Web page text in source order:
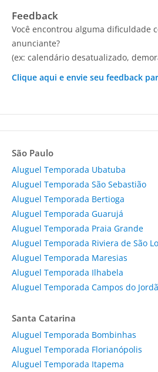
Feedback
Você encontrou alguma dificuldade
anunciante?
(ex: calendário desatualizado,
Clique aqui e envie seu feedback
São Paulo
Aluguel Temporada Ubatuba
Aluguel Temporada São Sebastião
Aluguel Temporada Bertioga
Aluguel Temporada Guarujá
Aluguel Temporada Praia Grande
Aluguel Temporada Riviera de São
Aluguel Temporada Maresias
Aluguel Temporada Ilhabela
Aluguel Temporada Campos do
Santa Catarina
Aluguel Temporada Bombinhas
Aluguel Temporada Florianópolis
Aluguel Temporada Itapema